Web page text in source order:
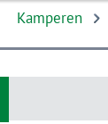
Kamperen